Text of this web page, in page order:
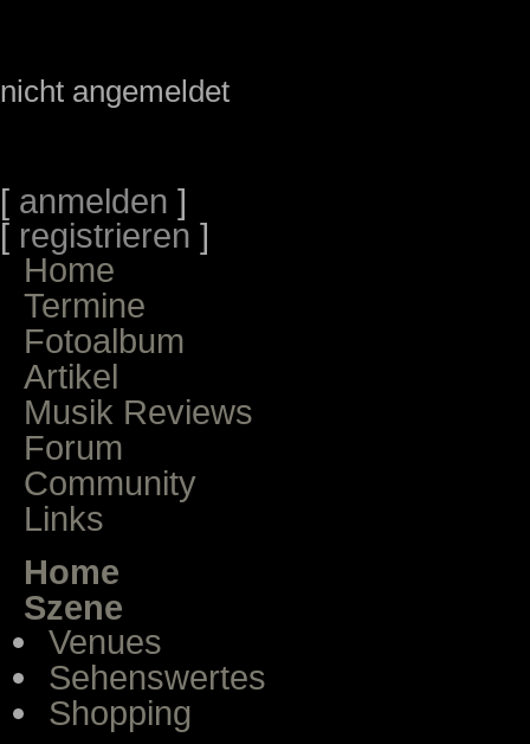
nicht angemeldet
[ anmelden ]
[ registrieren ]
Home
Termine
Fotoalbum
Artikel
Musik Reviews
Forum
Community
Links
Home
Szene
Venues
Sehenswertes
Shopping